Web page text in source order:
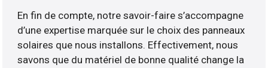
En fin de compte, notre savoir-faire s’accompagne
d’une expertise marquée sur le choix des panneaux
solaires que nous installons. Effectivement, nous
savons que du matériel de bonne qualité change la